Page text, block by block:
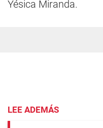
Yésica Miranda.
LEE ADEMÁS